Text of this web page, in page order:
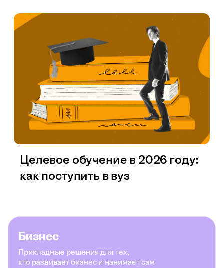
Целевое обучение в 2026 году:
как поступить в вуз
Бизнес
Прикладные решения для тех,
кто развивает бизнес и нанимает сам